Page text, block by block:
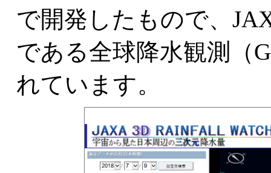
で開発したもので、
である全球降水観測（
れています。